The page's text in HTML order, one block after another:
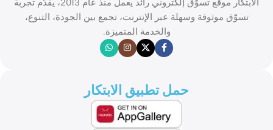
الابتكار موقع تسوّق إلكتروني رائد يعمل منذ عام 2013، يقدّم تجربة
تسوّق موثوقة وسهلة عبر الإنترنت، تجمع بين الجودة، التنوع،
والخدمة المتميزة.
حمل تطبيق الابتكار